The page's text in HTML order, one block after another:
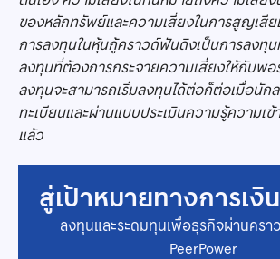
ของหลักทรัพย์และความเสี่ยงในการสูญเสีย
การลงทุนในหุ้นกู้คราวด์ฟันดิงเป็นการลงทุ
ลงทุนที่ต้องการกระจายความเสี่ยงให้กับพ
ลงทุนจะสามารถเริ่มลงทุนได้ต่อก็ต่อเมื่อนัก
ทะเบียนและผ่านแบบประเมินความรู้ความเข้
แล้ว
สู่เป้าหมายทางการเงิ
ลงทุนและระดมทุนเพื่อธุรกิจผ่านคร
PeerPower